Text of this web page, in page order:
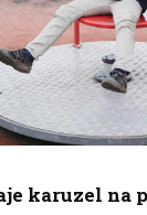
karuzel na